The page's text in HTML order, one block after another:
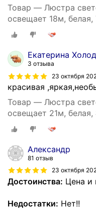
Товар — Люстра
освещает 18м,
Екатерина Холод
3 отзыва
23 октября
красивая
Товар — Люстра
освещает 21м,
Александр
81 отзыв
23 октября
Достоинства: Цена и
Недостатки: Нет!!